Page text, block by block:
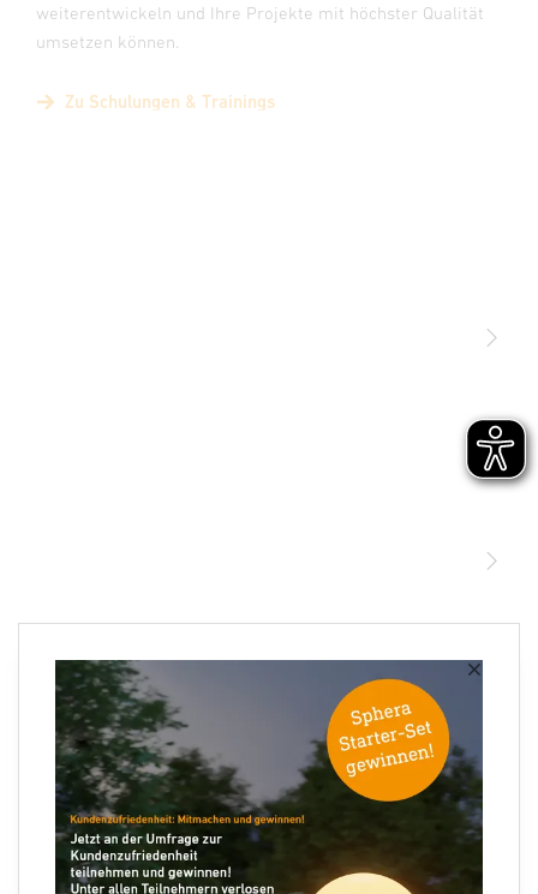
×
weiterentwickeln und Ihre Projekte mit höchster Qualität
umsetzen können.
Zu Schulungen & Trainings
Ihre E-Mail Adresse
Folgen Sie uns